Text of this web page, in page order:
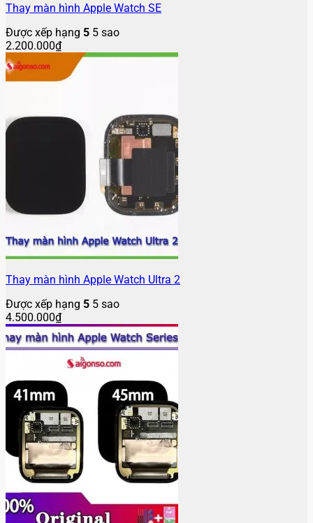
Thay màn hình Apple Watch SE
Được xếp hạng 5 5 sao
2.200.000₫
Thay màn hình Apple Watch Ultra 2
Được xếp hạng 5 5 sao
4.500.000₫